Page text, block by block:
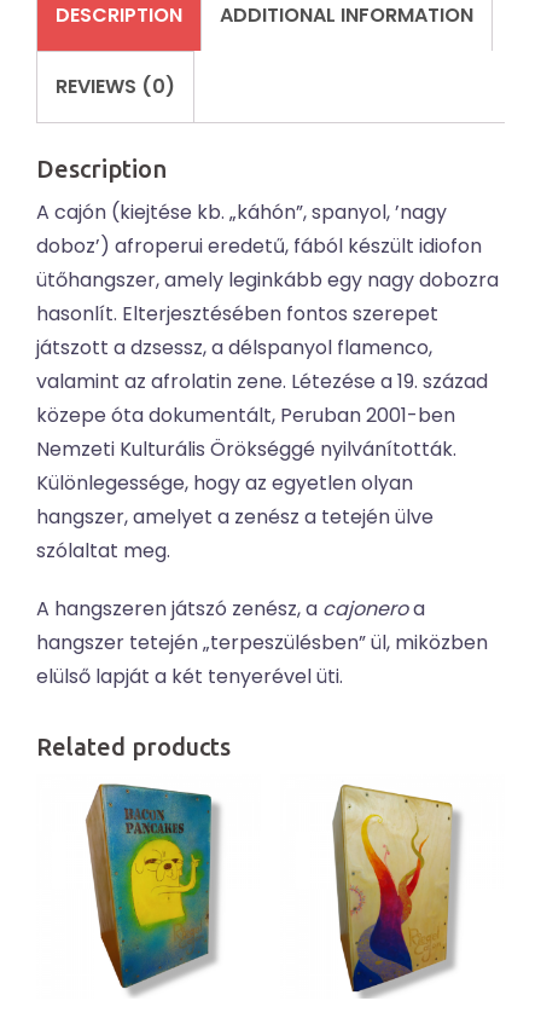
DESCRIPTION ADDITIONAL INFORMATION
REVIEWS (0)
Description
A cajón (kiejtése kb. „káhón”, spanyol, ’nagy
doboz’) afroperui eredetű, fából készült idiofon
ütőhangszer, amely leginkább egy nagy dobozra
hasonlít. Elterjesztésében fontos szerepet
játszott a dzsessz, a délspanyol flamenco,
valamint az afrolatin zene. Létezése a 19. század
közepe óta dokumentált, Peruban 2001-ben
Nemzeti Kulturális Örökséggé nyilvánították.
Különlegessége, hogy az egyetlen olyan
hangszer, amelyet a zenész a tetején ülve
szólaltat meg.
A hangszeren játszó zenész, a cajoneroa
hangszer tetején „terpeszülésben” ül, miközben
elülső lapját a két tenyerével üti.
Related products